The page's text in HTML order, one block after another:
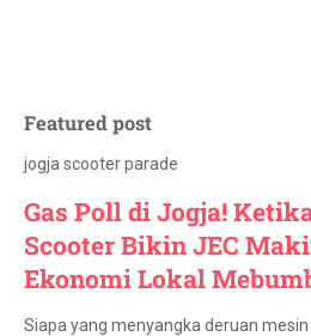
Featured post
jogja scooter parade
Gas Poll di Jogja!
Scooter Bikin JEC
Ekonomi Lokal
Siapa yang menyangka deruan